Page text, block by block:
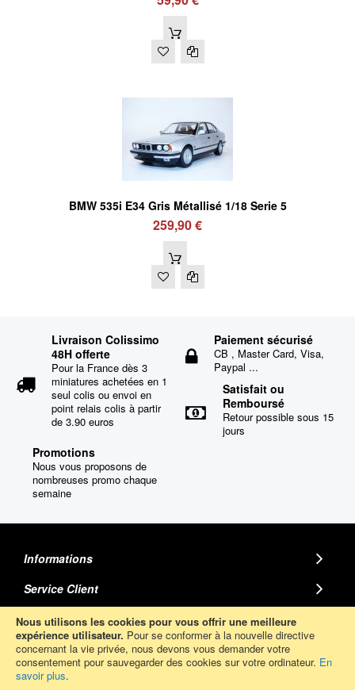
Nous utilisons les cookies pour vous offrir une meilleure
expérience utilisateur. Pour se conformer à la nouvelle directive
concernant la vie privée, nous devons vous demander votre
consentement pour sauvegarder des cookies sur votre ordinateur. En
savoir plus.
BMW 535i E34 Gris Métallisé 1/18 Serie 5
259,90 €
Livraison Colissimo
48H offerte
Pour la France dès 3
miniatures achetées en 1
seul colis ou envoi en
point relais colis à partir
de 3.90 euros
Paiement sécurisé
CB , Master Card, Visa,
Paypal ...
Satisfait ou
Remboursé
Retour possible sous 15
jours
Promotions
Nous vous proposons de
nombreuses promo chaque
semaine
Informations
Service Client
MINIATURE AUTO
Abonnez-Vous